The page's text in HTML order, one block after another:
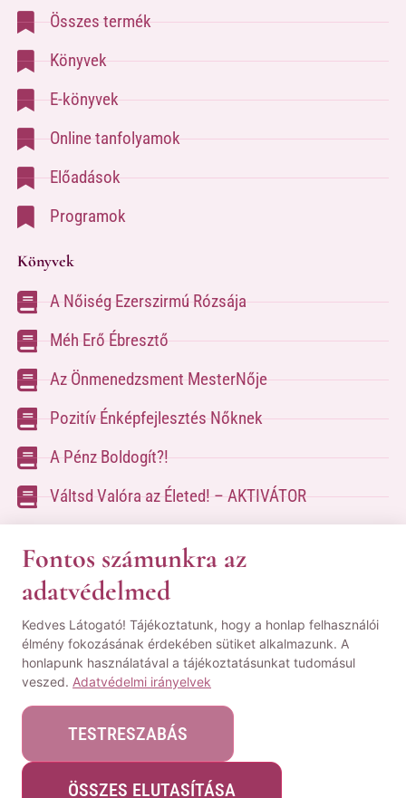
Összes termék
Könyvek
E-könyvek
Online tanfolyamok
Előadások
Programok
Könyvek
A Nőiség Ezerszirmú Rózsája
Méh Erő Ébresztő
Az Önmenedzsment MesterNője
Pozitív Énképfejlesztés Nőknek
A Pénz Boldogít?!
Váltsd Valóra az Életed! – AKTIVÁTOR
A kapcsolatfelvételhez kérlek tölsd ki az űrlapot
aKapcsolat oldalon
© Minden jog fenntartva! | Pozsgai Nikoletta Tudástára.
|ÁSZF|Adatvédelmi Nyilatkozat
Fontos számunkra az
adatvédelmed
Kedves Látogató! Tájékoztatunk, hogy a honlap felhasználói
élmény fokozásának érdekében sütiket alkalmazunk. A
honlapunk használatával a tájékoztatásunkat tudomásul
veszed. Adatvédelmi irányelvek
TESTRESZABÁS
ÖSSZES ELUTASÍTÁSA